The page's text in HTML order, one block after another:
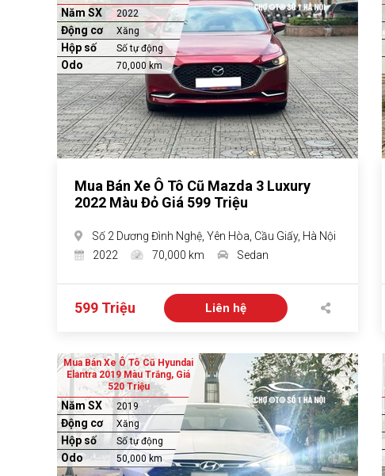
Năm SX 2022
Động cơ Xăng
Hộp số Số tự động
Odo 70,000 km
Mua Bán Xe Ô Tô Cũ Mazda 3 Luxury
2022 Màu Đỏ Giá 599 Triệu
Số 2 Dương Đình Nghệ, Yên Hòa, Cầu Giấy, Hà Nội
2022
70,000 km Sedan
599 Triệu Liên hệ
Mua Bán Xe Ô Tô Cũ Hyundai
Elantra 2019 Màu Trắng, Giá
520 Triệu
Năm SX 2019
Động cơ Xăng
Hộp số Số tự động
Odo 50,000 km